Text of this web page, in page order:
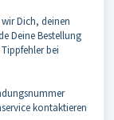
Dich, deinen
Deine Bestellung
bei
kontaktieren